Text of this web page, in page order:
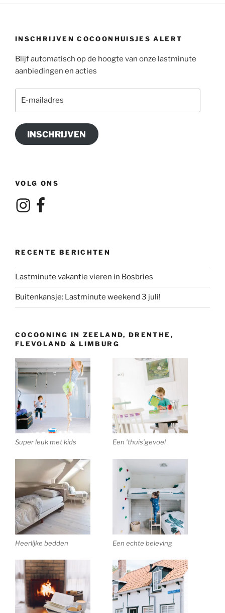
INSCHRIJVEN COCOONHUISJES ALERT
Blijf automatisch op de hoogte van onze lastminute
aanbiedingen en acties
INSCHRIJVEN
VOLG ONS
InstagramFacebook
RECENTE BERICHTEN
Lastminute vakantie vieren in Bosbries
Buitenkansje: Lastminute weekend 3 juli!
COCOONING IN ZEELAND, DRENTHE,
FLEVOLAND & LIMBURG
Super leuk met kids Een ’thuis’gevoel
Heerlijke bedden Een echte beleving